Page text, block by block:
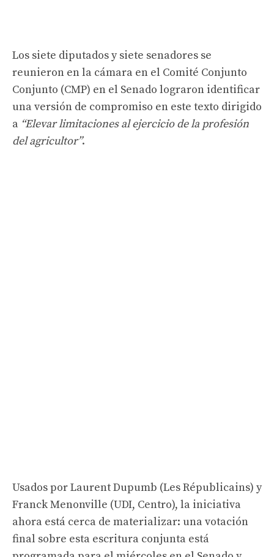
Los siete diputados y siete senadores se
reunieron en la cámara en el Comité Conjunto
Conjunto (CMP) en el Senado lograron identificar
una versión de compromiso en este texto dirigido
a “Elevar limitaciones al ejercicio de la profesión
del agricultor”.
Usados ​​por Laurent Dupumb (Les Républicains) y
Franck Menonville (UDI, Centro), la iniciativa
ahora está cerca de materializar: una votación
final sobre esta escritura conjunta está